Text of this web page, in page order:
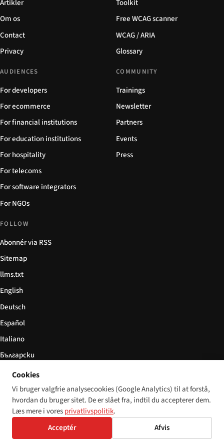
Artikler
Om os
Contact
Privacy
Toolkit
Free WCAG scanner
WCAG / ARIA
Glossary
AUDIENCES
For developers
For ecommerce
For financial institutions
For education institutions
For hospitality
For telecoms
For software integrators
For NGOs
COMMUNITY
Trainings
Newsletter
Partners
Events
Press
FOLLOW
Abonnér via RSS
Sitemap
llms.txt
English
Deutsch
Español
Italiano
Български
简体中文
© 2026 Disability World. Alle rettigheder forbeholdes. Cookie settings
DeutschEspañol 简体中文Polski
Cookies
Vi bruger valgfrie analysecookies (Google Analytics) til at forstå,
hvordan du bruger sitet. De er slået fra, indtil du accepterer dem.
Læs mere i voresprivatlivspolitik.
Acceptér
Afvis